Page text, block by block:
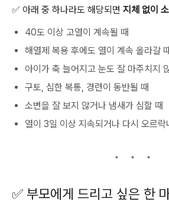
✅ 아래 중 하나라도 해당되면 지체 없이
40도 이상 고열이 계속될 때
해열제 복용 후에도 열이 계속 올라갈
아이가 축 늘어지고 눈도 잘 마주치지
구토, 심한 복통, 경련이 동반될 때
소변을 잘 보지 않거나 냄새가 심할 때
열이 3일 이상 지속되거나 다시 오르락
✅ 부모에게 드리고 싶은 한